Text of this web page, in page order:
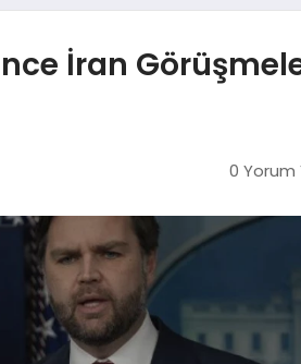
İran
0 Yorum